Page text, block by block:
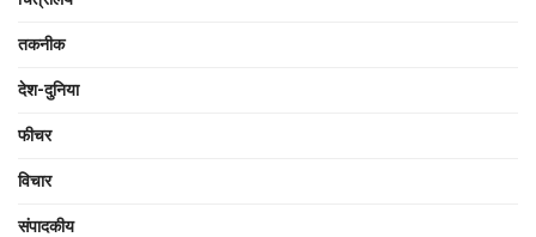
तकनीक
देश-दुनिया
फीचर
विचार
संपादकीय